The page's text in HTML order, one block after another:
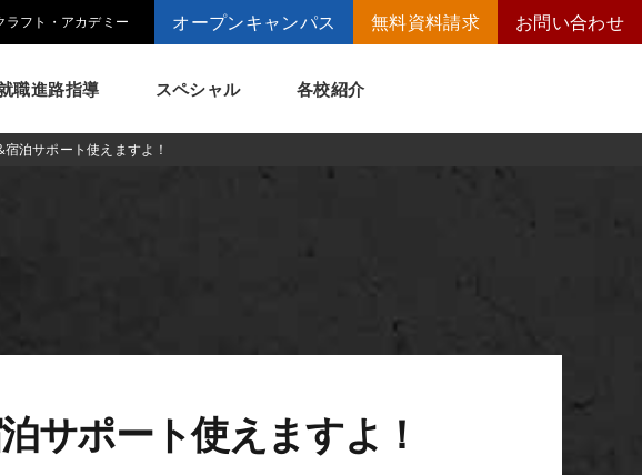
ラフト・アカデミー オープンキャンパス 無料資料請求 お問い合わせ
職進路指導 スペシャル 各校紹介
泊サポート使えますよ！
サポート使えますよ！